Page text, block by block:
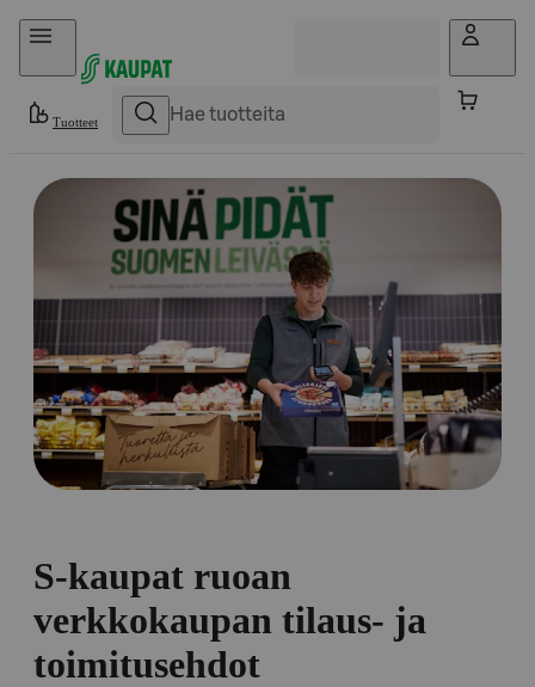
Hyppää sisältöön
Tuotteet
S-kaupat ruoan
verkkokaupan tilaus- ja
toimitusehdot